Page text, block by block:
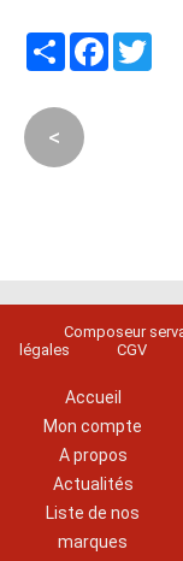
PartagerFacebook
<
Composeur
légales
CGV
Accueil
Mon compte
A propos
Actualités
Liste de nos
marques